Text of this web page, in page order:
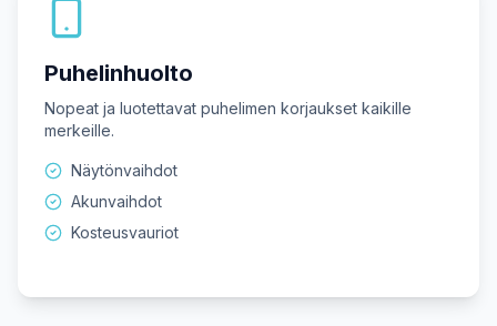
Puhelinhuolto
Nopeat ja luotettavat puhelimen korjaukset kaikille
merkeille.
Näytönvaihdot
Akunvaihdot
Kosteusvauriot